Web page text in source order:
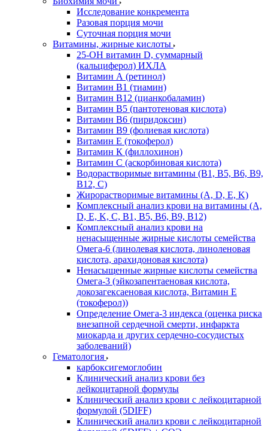
Исследование конкремента
Разовая порция мочи
Суточная порция мочи
Витамины, жирные кислоты
25-OH витамин D, суммарный
(кальциферол) ИХЛА
Витамин А (ретинол)
Витамин В1 (тиамин)
Витамин В12 (цианкобаламин)
Витамин В5 (пантотеновая кислота)
Витамин В6 (пиридоксин)
Витамин В9 (фолиевая кислота)
Витамин Е (токоферол)
Витамин К (филлохинон)
Витамин С (аскорбиновая кислота)
Водорастворимые витамины (B1, B5, B6, В9,
В12, С)
Жирорастворимые витамины (A, D, E, K)
Комплексный анализ крови на витамины (A,
D, E, K, C, B1, B5, B6, В9, B12)
Комплексный анализ крови на
ненасыщенные жирные кислоты семейства
Омега-6 (линолевая кислота, линоленовая
кислота, арахидоновая кислота)
Ненасыщенные жирные кислоты семейства
Омега-3 (эйкозапентаеновая кислота,
докозагексаеновая кислота, Витамин E
(токоферол))
Определение Омега-3 индекса (оценка риска
внезапной сердечной смерти, инфаркта
миокарда и других сердечно-сосудистых
заболеваний)
Гематология
карбоксигемоглобин
Клинический анализ крови без
лейкоцитарной формулы
Клинический анализ крови с лейкоцитарной
формулой (5DIFF)
Клинический анализ крови с лейкоцитарной